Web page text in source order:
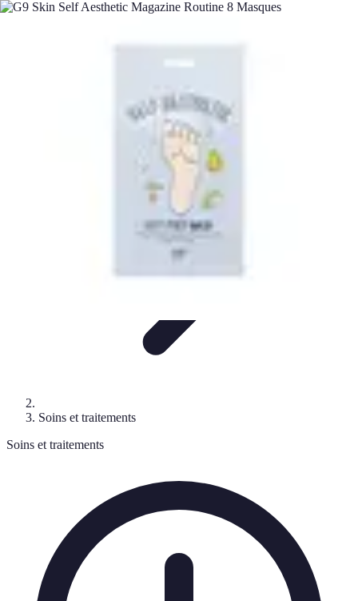
Soins Coréens
Soins et traitements
Soins et traitements